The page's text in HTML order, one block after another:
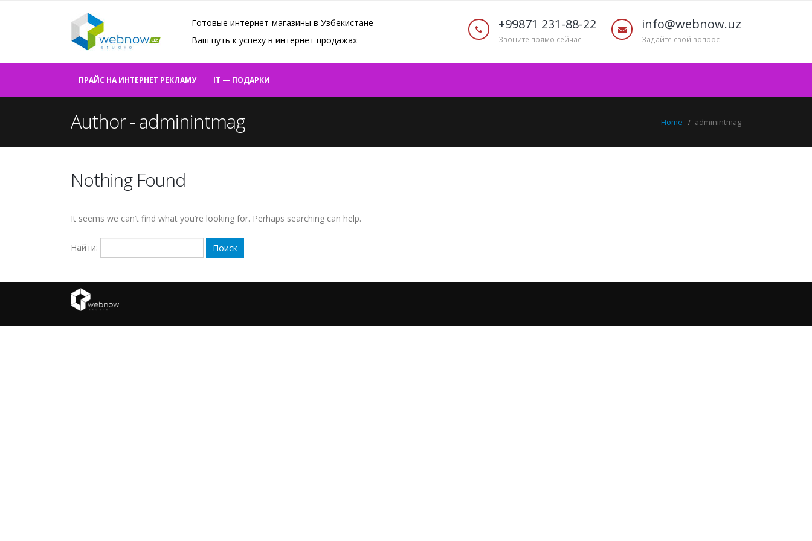
Готовые интернет-магазины в Узбекистане
Ваш путь к успеху в интернет продажах
+99871 231-88-22
Звоните прямо сейчас!
info@webnow.uz
Задайте свой вопрос
ПРАЙС НА ИНТЕРНЕТ РЕКЛАМУ IT — ПОДАРКИ
Author - adminintmag Home adminintmag
Nothing Found
It seems we can’t find what you’re looking for. Perhaps searching can help.
Найти: